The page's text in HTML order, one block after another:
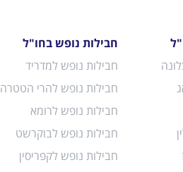
חבילות נופש בחו"ל
חבילות נופש למדריד
חבילות נופש להרי הטטרה
חבילות נופש לרומא
חבילות נופש לבוקרשט
חבילות נופש לקפריסין